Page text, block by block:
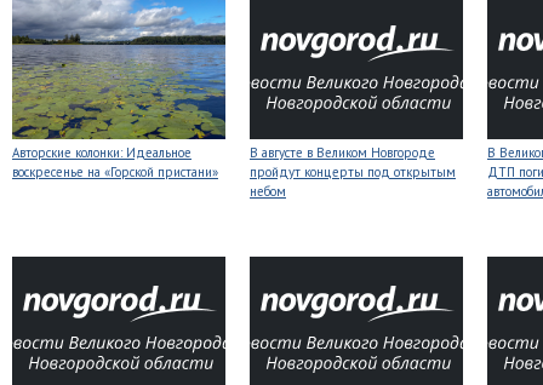
Авторские колонки: Идеальное
воскресенье на «Горской пристани»
В августе в Великом Новгороде
пройдут концерты под открытым
небом
В
ДТП